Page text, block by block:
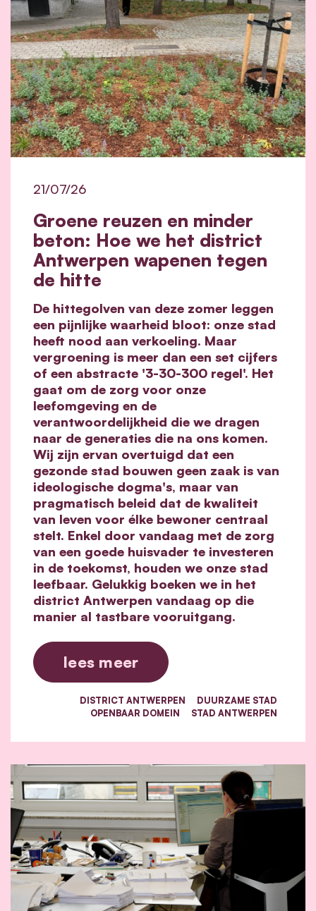
Groene reuzen en minder
beton: Hoe we het district
Antwerpen wapenen tegen
de hitte
21/07/26
De hittegolven van deze zomer leggen
een pijnlijke waarheid bloot: onze stad
heeft nood aan verkoeling. Maar
vergroening is meer dan een set cijfers
of een abstracte '3-30-300 regel'. Het
gaat om de zorg voor onze
leefomgeving en de
verantwoordelijkheid die we dragen
naar de generaties die na ons komen.
Wij zijn ervan overtuigd dat een
gezonde stad bouwen geen zaak is van
ideologische dogma's, maar van
pragmatisch beleid dat de kwaliteit
van leven voor élke bewoner centraal
stelt. Enkel door vandaag met de zorg
van een goede huisvader te investeren
in de toekomst, houden we onze stad
leefbaar. Gelukkig boeken we in het
district Antwerpen vandaag op die
manier al tastbare vooruitgang.
lees meer
DISTRICT ANTWERPEN
DUURZAME STAD
OPENBAAR DOMEIN
STAD ANTWERPEN